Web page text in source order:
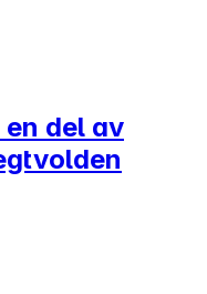
del av